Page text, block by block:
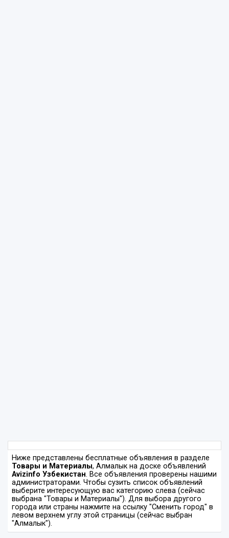
Ниже представлены бесплатные объявления в разделе
Товары и Материалы, Алмалык на доске объявлений
Avizinfo Узбекистан. Все объявления проверены нашими
администраторами. Чтобы сузить список объявлений
выберите интересующую вас категорию слева (сейчас
выбрана "Товары и Материалы"). Для выбора другого
города или страны нажмите на ссылку "Сменить город" в
левом верхнем углу этой страницы (сейчас выбран
"Алмалык").